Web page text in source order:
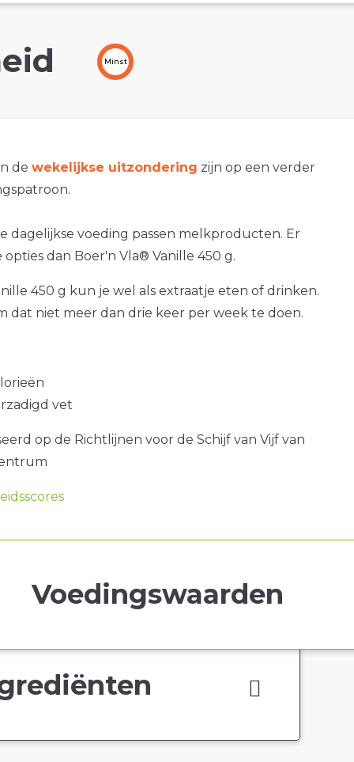
Minst
de wekelijkse uitzondering zijn op een verder
dagelijkse voeding passen melkproducten. Er
dan Boer'n Vla® Vanille 450 g.
450 g kun je wel als extraatje eten of drinken.
dat niet meer dan drie keer per week te doen.
vet
op de Richtlijnen voor de Schijf van Vijf van
Voedingswaarden